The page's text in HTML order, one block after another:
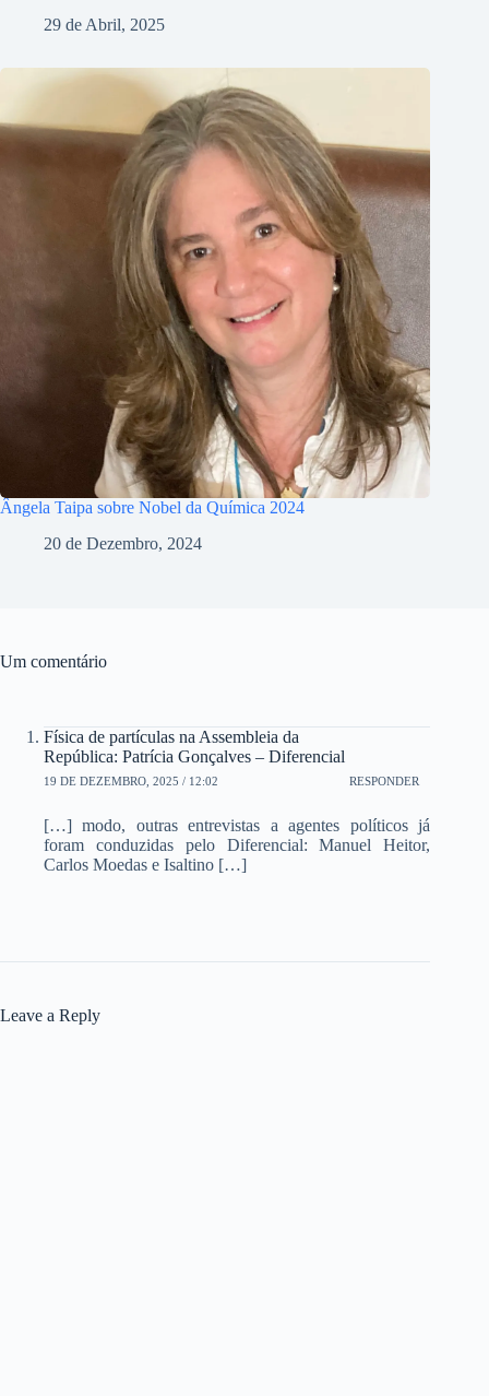
29 de Abril, 2025
Ângela Taipa sobre Nobel da Química 2024
20 de Dezembro, 2024
Um comentário
Física de partículas na Assembleia da
República: Patrícia Gonçalves – Diferencial
19 DE DEZEMBRO, 2025 / 12:02 RESPONDER
[…] modo, outras entrevistas a agentes políticos já
foram conduzidas pelo Diferencial: Manuel Heitor,
Carlos Moedas e Isaltino […]
Leave a Reply